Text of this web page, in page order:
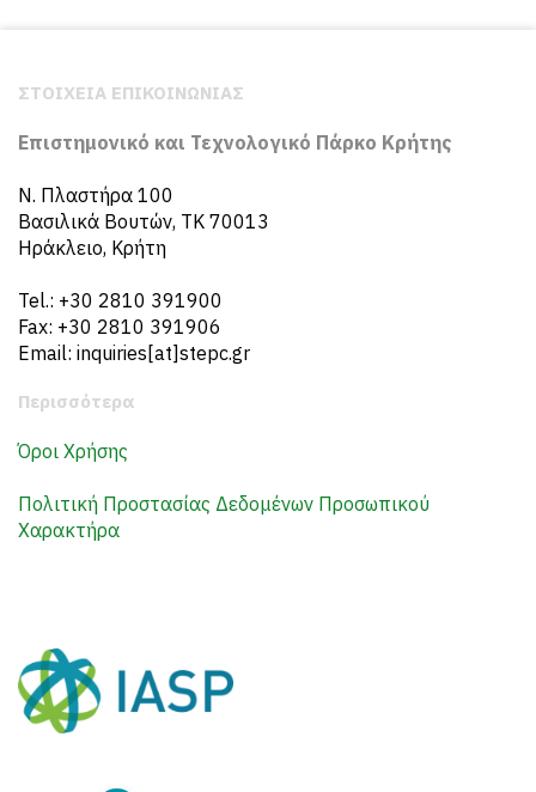
ΣΤΟΙΧΕΙΑ ΕΠΙΚΟΙΝΩΝΙΑΣ
Επιστημονικό και Τεχνολογικό Πάρκο Κρήτης
N. Πλαστήρα 100
Βασιλικά Βουτών, ΤΚ 70013
Ηράκλειο, Κρήτη
Tel.: +30 2810 391900
Fax: +30 2810 391906
Email: inquiries[at]stepc.gr
Περισσότερα
Όροι Χρήσης
Πολιτική Προστασίας Δεδομένων Προσωπικού
Χαρακτήρα